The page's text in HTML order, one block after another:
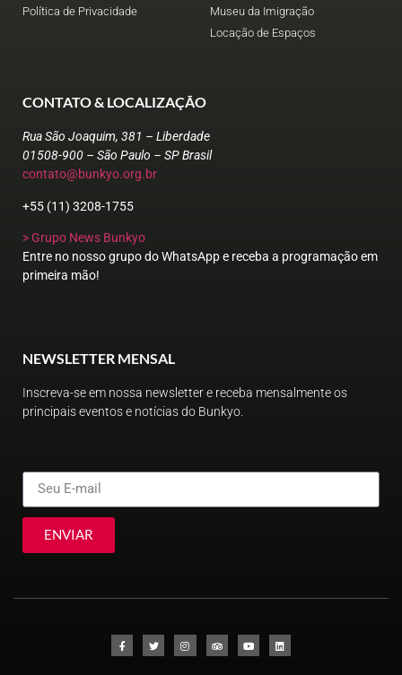
Política de Privacidade
Museu da Imigração
Locação de Espaços
CONTATO & LOCALIZAÇÃO
Rua São Joaquim, 381 – Liberdade
01508-900 – São Paulo – SP Brasil
contato@bunkyo.org.br
+55 (11) 3208-1755
> Grupo News Bunkyo
Entre no nosso grupo do WhatsApp e receba a programação em
primeira mão!
NEWSLETTER MENSAL
Inscreva-se em nossa newsletter e receba mensalmente os
principais eventos e notícias do Bunkyo.
ENVIAR